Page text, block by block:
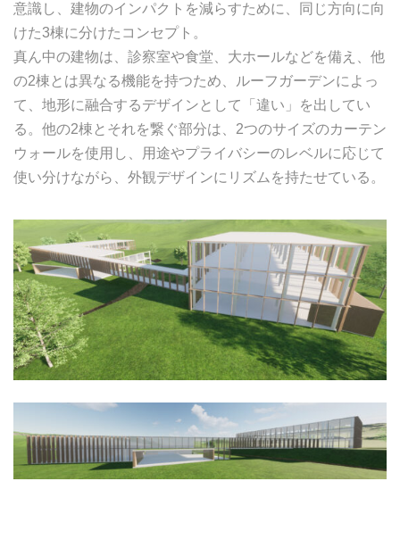
意識し、建物のインパクトを減らすために、同じ方向に向
けた3棟に分けたコンセプト。
真ん中の建物は、診察室や食堂、大ホールなどを備え、他
の2棟とは異なる機能を持つため、ルーフガーデンによっ
て、地形に融合するデザインとして「違い」を出してい
る。他の2棟とそれを繋ぐ部分は、2つのサイズのカーテン
ウォールを使用し、用途やプライバシーのレベルに応じて
使い分けながら、外観デザインにリズムを持たせている。